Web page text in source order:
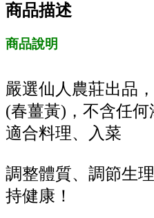
商品描述
商品說明
嚴選仙人農莊出品
(春薑黃)，不含任何
適合料理、入菜
調整體質、調節生
持健康！